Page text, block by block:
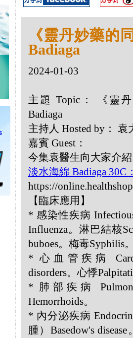
《靈丹妙藥的
Badiaga
2024-01-03
主題 Topic： 《靈
Badiaga
主持人 Hosted by：
嘉賓 Guest：
今集袁醫生向大家介
淡水海綿 Badiaga 30C
https://
【臨床應用】
* 感染性疾病
Influenza。淋巴結核
buboes。梅毒Syphilis
* 心血管疾病
disorders。心悸
* 肺部疾病
Hemorrhoids。
* 內分泌疾病
腫）Basedow's